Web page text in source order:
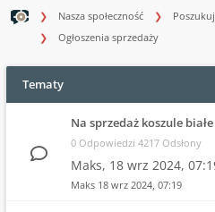
Nasza społeczność
Ogłoszenia sprzedaży
Tematy
Na sprzedaż koszule
0 Odpowiedzi 4217 Odsłony
Maks, 18 wrz 2024,
Maks 18 wrz 2024, 07:19